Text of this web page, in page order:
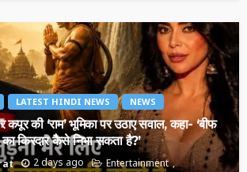
LATEST HINDI NEWS NEWS
कपूर की ‘राम’ भूमिका पर उठाए सवाल, कहा- ‘बीफ
का किरदार कैसे निभा सकता है?’
2 days ago
Entertainment